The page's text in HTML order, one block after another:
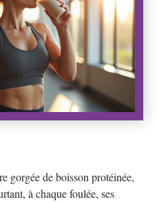
gorgée de boisson protéinée,
à chaque foulée, ses